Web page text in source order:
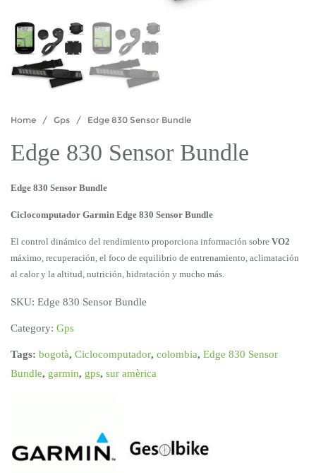
Home / Gps / Edge 830 Sensor Bundle
Edge 830 Sensor Bundle
Edge 830 Sensor Bundle
Ciclocomputador Garmin Edge 830 Sensor Bundle
El control dinámico del rendimiento proporciona información sobre VO2
máximo, recuperación, el foco de equilibrio de entrenamiento, aclimatación
al calor y la altitud, nutrición, hidratación y mucho más.
SKU: Edge 830 Sensor Bundle
Category: Gps
Tags: bogotà, Ciclocomputador, colombia, Edge 830 Sensor
Bundle, garmin, gps, sur amèrica